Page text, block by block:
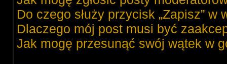
Do czego służy przycisk „Zapisz”
Dlaczego mój post musi być
Jak mogę przesunąć swój wątek w